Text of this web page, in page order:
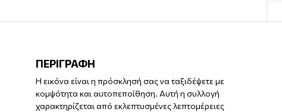
ΠΕΡΙΓΡΑΦΗ
Η εικόνα είναι η πρόσκλησή σας να ταξιδέψετε με
κομψότητα και αυτοπεποίθηση. Αυτή η συλλογή
χαρακτηρίζεται από εκλεπτυσμένες λεπτομέρειες